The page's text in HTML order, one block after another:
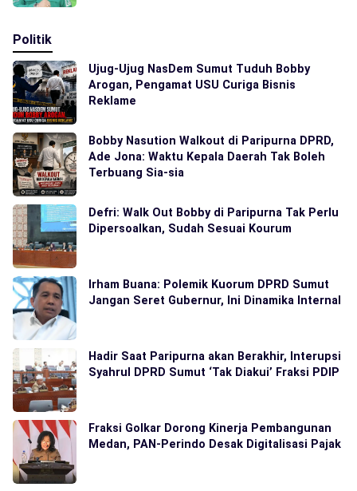
Politik
Ujug-Ujug NasDem Sumut Tuduh Bobby
Arogan, Pengamat USU Curiga Bisnis
Reklame
Bobby Nasution Walkout di Paripurna DPRD,
Ade Jona: Waktu Kepala Daerah Tak Boleh
Terbuang Sia-sia
Defri: Walk Out Bobby di Paripurna Tak Perlu
Dipersoalkan, Sudah Sesuai Kourum
Irham Buana: Polemik Kuorum DPRD Sumut
Jangan Seret Gubernur, Ini Dinamika Internal
Hadir Saat Paripurna akan Berakhir, Interupsi
Syahrul DPRD Sumut ‘Tak Diakui’ Fraksi PDIP
Fraksi Golkar Dorong Kinerja Pembangunan
Medan, PAN-Perindo Desak Digitalisasi Pajak